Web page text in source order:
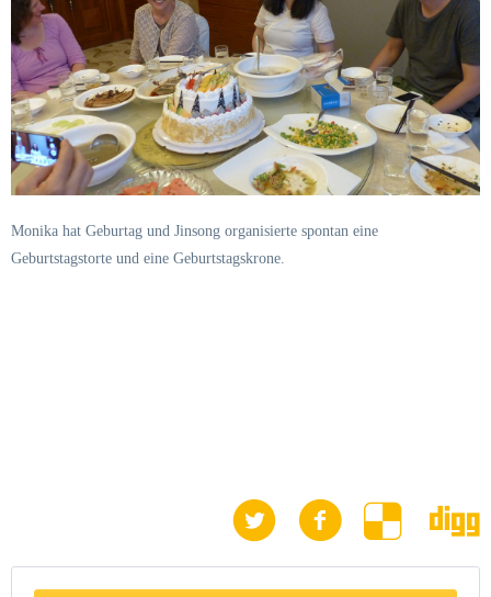
Monika hat Geburtag und Jinsong organisierte spontan eine
Geburtstagstorte und eine Geburtstagskrone.